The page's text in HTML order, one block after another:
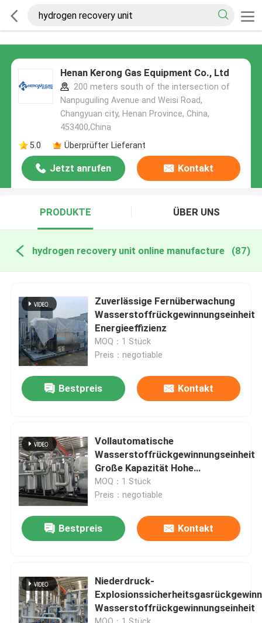
Henan Kerong Gas Equipment Co., Ltd
200 meters south of the intersection of
Nanpuguiling Avenue and Weisi Road,
Changyuan city, Henan Province, China,
453400,China
5.0
Überprüfter Lieferant
Jetzt anrufen Kontakt
PRODUKTE ÜBER UNS
hydrogen recovery unit online manufacture (87)
Zuverlässige Fernüberwachung
Wasserstoffrückgewinnungseinheit
Energieeffizienz
MOQ：1 Stück
Preis：negotiable
Bestpreis Kontakt
Vollautomatische
Wasserstoffrückgewinnungseinheit
Große Kapazität Hohe
Recyclingrate
MOQ：1 Stück
Preis：negotiable
Bestpreis Kontakt
Niederdruck-
Wasserstoffrückgewinnungseinheit
MOQ：1 Stück